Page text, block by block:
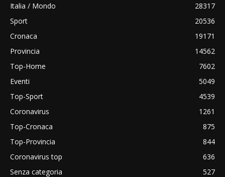
Italia / Mondo
28317
Sport
20536
Cronaca
19171
Provincia
14562
Top-Home
7602
Eventi
5049
Top-Sport
4539
Coronavirus
1261
Top-Cronaca
875
Top-Provincia
844
Coronavirus top
636
Senza categoria
527